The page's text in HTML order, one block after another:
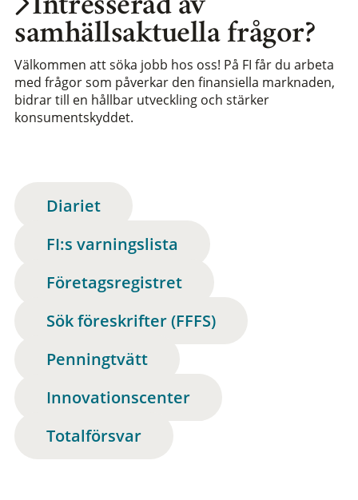
Intresserad av
samhällsaktuella frågor?
Välkommen att söka jobb hos oss! På FI får du arbeta
med frågor som påverkar den finansiella marknaden,
bidrar till en hållbar utveckling och stärker
konsumentskyddet.
Diariet
FI:s varningslista
Företagsregistret
Sök föreskrifter (FFFS)
Penningtvätt
Innovationscenter
Totalförsvar